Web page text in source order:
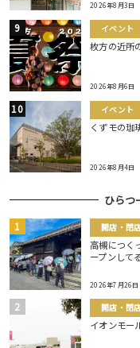
2026年8月3日
イベント
枚方の近所
2026年8月6日
イベント
くずモの珈
2026年8月4日
ひらつ
開店・閉
高槻につく
ープンして
2026年7月26日
開店・閉
イオンモー